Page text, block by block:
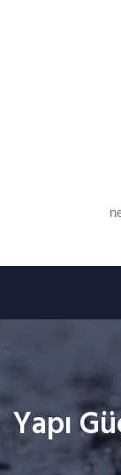
Yapı